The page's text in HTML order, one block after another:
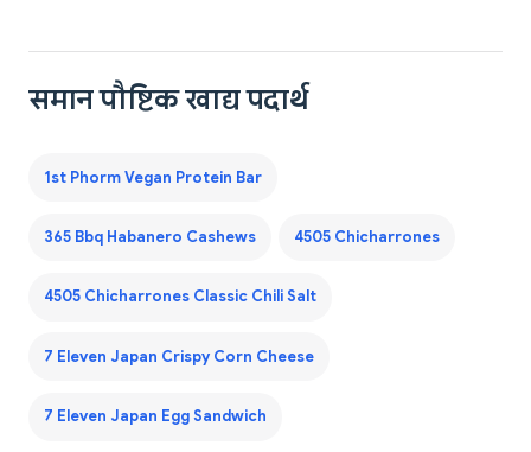
समान पौष्टिक खाद्य पदार्थ
1st Phorm Vegan Protein Bar
365 Bbq Habanero Cashews 4505 Chicharrones
4505 Chicharrones Classic Chili Salt
7 Eleven Japan Crispy Corn Cheese
7 Eleven Japan Egg Sandwich